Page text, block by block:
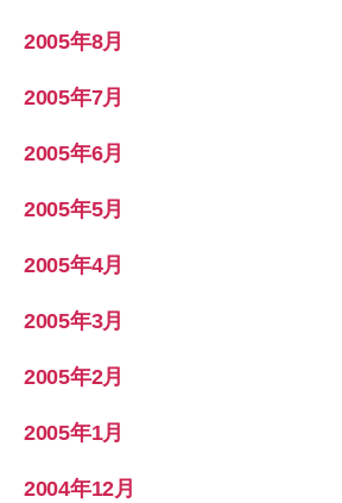
2005年8月
2005年7月
2005年6月
2005年5月
2005年4月
2005年3月
2005年2月
2005年1月
2004年12月